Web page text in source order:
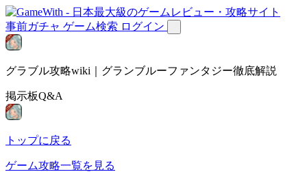
事前ガチャ ゲーム検索 ログイン
グラブル攻略wiki｜グランブルーファンタジー徹底解説
掲示板Q&A
トップに戻る
ゲーム攻略一覧を見る